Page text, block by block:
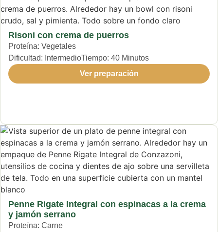
Risoni con crema de puerros
Proteína: Vegetales
Dificultad: IntermedioTiempo: 40 Minutos
Ver preparación
Penne Rigate Integral con espinacas a la crema
y jamón serrano
Proteína: Carne